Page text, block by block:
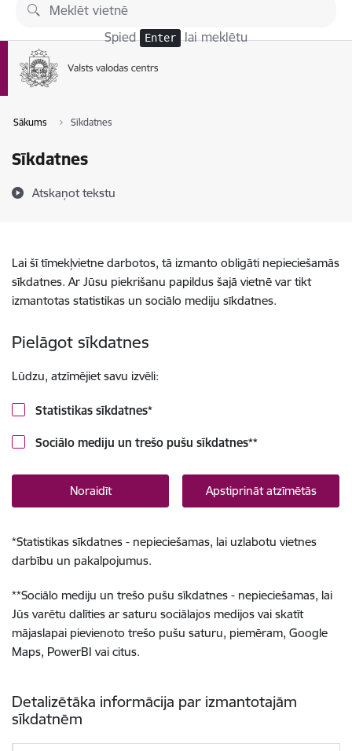
Pāriet uz lapas saturu
Spied Enter lai meklētu
Sākums Sīkdatnes
Sīkdatnes
Atskaņot tekstu
Lai šī tīmekļvietne darbotos, tā izmanto obligāti nepieciešamās
sīkdatnes. Ar Jūsu piekrišanu papildus šajā vietnē var tikt
izmantotas statistikas un sociālo mediju sīkdatnes.
Pielāgot sīkdatnes
Lūdzu, atzīmējiet savu izvēli:
Statistikas sīkdatnes*
Sociālo mediju un trešo pušu sīkdatnes**
Noraidīt Apstiprināt atzīmētās
*Statistikas sīkdatnes - nepieciešamas, lai uzlabotu vietnes
darbību un pakalpojumus.
**Sociālo mediju un trešo pušu sīkdatnes - nepieciešamas, lai
Jūs varētu dalīties ar saturu sociālajos medijos vai skatīt
mājaslapai pievienoto trešo pušu saturu, piemēram, Google
Maps, PowerBI vai citus.
Detalizētāka informācija par izmantotajām
sīkdatnēm